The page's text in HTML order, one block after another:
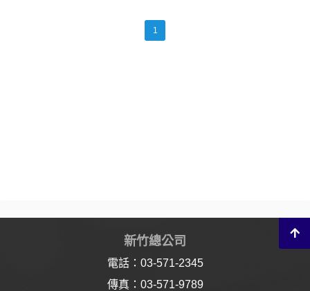
1
新竹總公司
電話：03-571-2345
傳真：03-571-9789